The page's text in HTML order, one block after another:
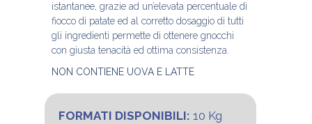
istantanee, grazie ad un’elevata percentuale di
fiocco di patate ed al corretto dosaggio di tutti
gli ingredienti permette di ottenere gnocchi
con giusta tenacità ed ottima consistenza.
NON CONTIENE UOVA E LATTE
FORMATI DISPONIBILI: 10 Kg